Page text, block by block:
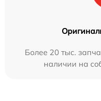
Более 20 тыс.
наличии на